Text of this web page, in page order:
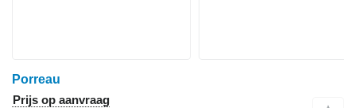
Porreau
Prijs op aanvraag